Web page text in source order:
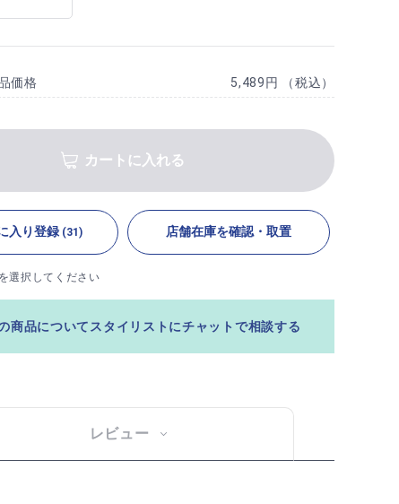
価格 5,489円 （税込）
カートに入れる
入り登録 (31) 店舗在庫を確認・取置
選択してください
商品についてスタイリストにチャットで相談する
レビュー